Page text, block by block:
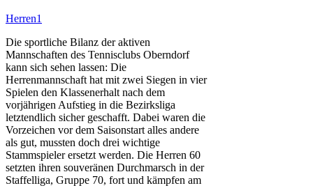
Herren1
Die sportliche Bilanz der aktiven
Mannschaften des Tennisclubs Oberndorf
kann sich sehen lassen: Die
Herrenmannschaft hat mit zwei Siegen in vier
Spielen den Klassenerhalt nach dem
vorjährigen Aufstieg in die Bezirksliga
letztendlich sicher geschafft. Dabei waren die
Vorzeichen vor dem Saisonstart alles andere
als gut, mussten doch drei wichtige
Stammspieler ersetzt werden. Die Herren 60
setzten ihren souveränen Durchmarsch in der
Staffelliga, Gruppe 70, fort und kämpfen am